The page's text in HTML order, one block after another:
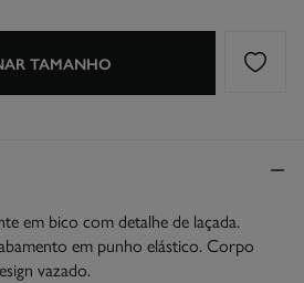
TAMANHO
em bico com detalhe de laçada.
em punho elástico. Corpo
vazado.